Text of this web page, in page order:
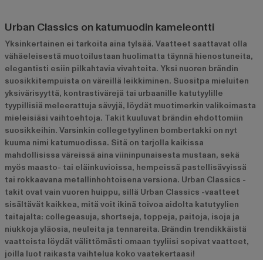
Urban Classics on katumuodin kameleontti
Yksinkertainen ei tarkoita aina tylsää. Vaatteet saattavat olla
vähäeleisestä muotoilustaan huolimatta täynnä hienostuneita,
elegantisti esiin pilkahtavia vivahteita. Yksi nuoren brändin
suosikkitempuista on väreillä leikkiminen. Suositpa mieluiten
yksivärisyyttä, kontrastivärejä tai urbaanille katutyylille
tyypillisiä meleerattuja sävyjä, löydät muotimerkin valikoimasta
mieleisiäsi vaihtoehtoja. Takit kuuluvat brändin ehdottomiin
suosikkeihin. Varsinkin collegetyylinen bombertakki on nyt
kuuma nimi katumuodissa. Sitä on tarjolla kaikissa
mahdollisissa väreissä aina viininpunaisesta mustaan, sekä
myös maasto- tai eläinkuvioissa, hempeissä pastellisävyissä
tai rokkaavana metallinhohtoisena versiona. Urban Classics -
takit ovat vain vuoren huippu, sillä Urban Classics -vaatteet
sisältävät kaikkea, mitä voit ikinä toivoa aidolta katutyylien
taitajalta: collegeasuja, shortseja, toppeja, paitoja, isoja ja
niukkoja yläosia, neuleita ja tennareita. Brändin trendikkäistä
vaatteista löydät välittömästi omaan tyyliisi sopivat vaatteet,
joilla luot raikasta vaihtelua koko vaatekertaasi!